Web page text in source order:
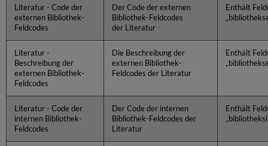
Literatur - Code der
externen Bibliothek-
Feldcodes
Der Code der externen
Bibliothek-Feldcodes
der Literatur
Enthält
Literatur -
Beschreibung der
externen Bibliothek-
Feldcodes
Die Beschreibung der
externen Bibliothek-
Feldcodes der Literatur
Enthält
Literatur - Code der
internen Bibliothek-
Feldcodes
Der Code der internen
Bibliothek-Feldcodes der
Literatur
Enthält